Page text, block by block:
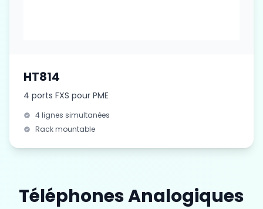
HT814
4 ports FXS pour PME
4 lignes simultanées
Rack mountable
Téléphones Analogiques